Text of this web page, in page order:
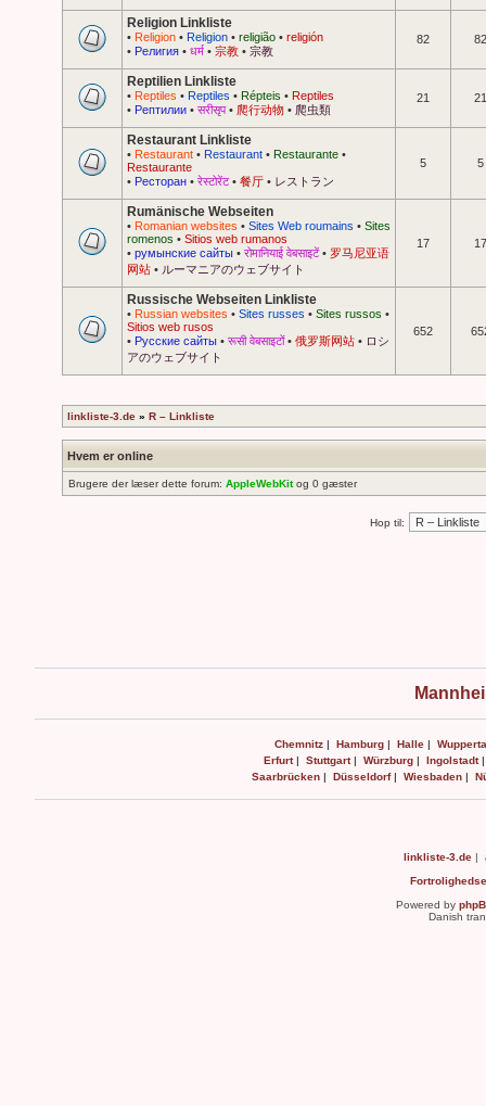
Religion Linkliste
• Religion • Religion • religião • religión
• Религия • धर्म • 宗教 • 宗教
82 82
Reptilien Linkliste
• Reptiles • Reptiles • Répteis • Reptiles
• Рептилии • सरीसृप• 爬行动物 • 爬虫類
21 21
Restaurant Linkliste
• Restaurant • Restaurant • Restaurante •
Restaurante
• Ресторан • रेस्टोरेंट• 餐厅 • レストラン
5 5
Rumänische Webseiten
• Romanian websites • Sites Web roumains • Sites
romenos • Sitios web rumanos
• румынские сайты • रोमानियाई वेबसाइटें• 罗马尼亚语
网站 • ルーマニアのウェブサイト
17 17
Russische Webseiten Linkliste
• Russian websites • Sites russes • Sites russos •
Sitios web rusos
• Русские сайты • रूसी वेबसाइटों• 俄罗斯网站 • ロシ
アのウェブサイト
652
linkliste-3.de » R – Linkliste
Hvem er online
Brugere der læser dette forum: AppleWebKitog 0 gæster
Hop til:
Chemnitz | Hamburg | Halle |
Erfurt| Stuttgart| Würzburg| Ingolstadt
Saarbrücken | Düsseldorf| Wiesbaden |
linkliste-3.de|
Powered by
Danish